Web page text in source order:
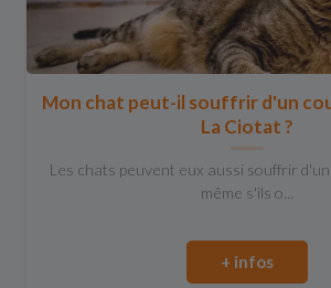
Mon chat peut-il souffrir d'un
La Ciotat ?
Les chats peuvent eux aussi souffrir d'un
même s'ils o...
+ infos